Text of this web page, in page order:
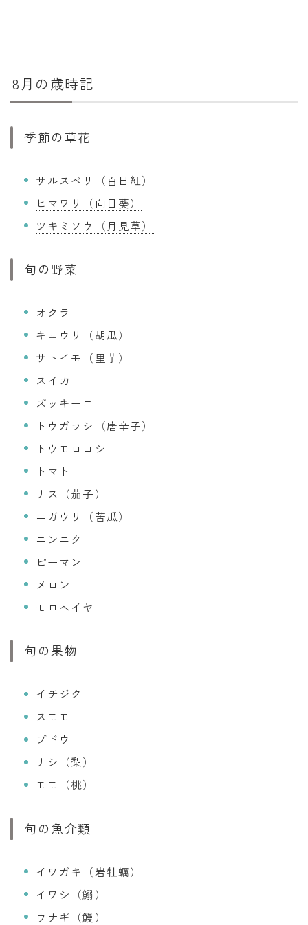
8月の歳時記
季節の草花
サルスベリ（百日紅）
ヒマワリ（向日葵）
ツキミソウ（月見草）
旬の野菜
オクラ
キュウリ（胡瓜）
サトイモ（里芋）
スイカ
ズッキーニ
トウガラシ（唐辛子）
トウモロコシ
トマト
ナス（茄子）
ニガウリ（苦瓜）
ニンニク
ピーマン
メロン
モロヘイヤ
旬の果物
イチジク
スモモ
ブドウ
ナシ（梨）
モモ（桃）
旬の魚介類
イワガキ（岩牡蠣）
イワシ（鰯）
ウナギ（鰻）